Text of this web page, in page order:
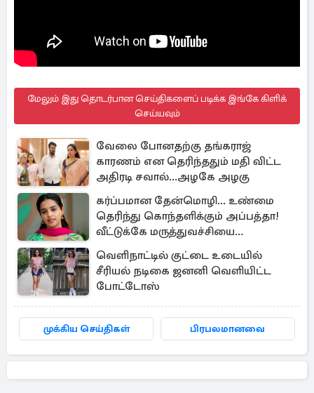
மேலும் இது தொடர்பான செய்திகளைப் படிக்க இங்கே கிளிக்
செய்யவும்
வேலை போனதற்கு தங்கராஜ்
காரணம் என தெரிந்ததும் மதி விட்ட
அதிரடி சவால்...அழகே அழகு
கர்ப்பமான தேன்மொழி... உண்மை
தெரிந்து கொந்தளிக்கும் அப்பத்தா!
வீட்டுக்கே மருத்துவச்சியை
வரவழைத்த அதிரடி
வெளிநாட்டில் குட்டை உடையில்
சீரியல் நடிகை ஜனனி வெளியிட்ட
போட்டோஸ்
முக்கிய செய்திகள் பிரபலமானவை